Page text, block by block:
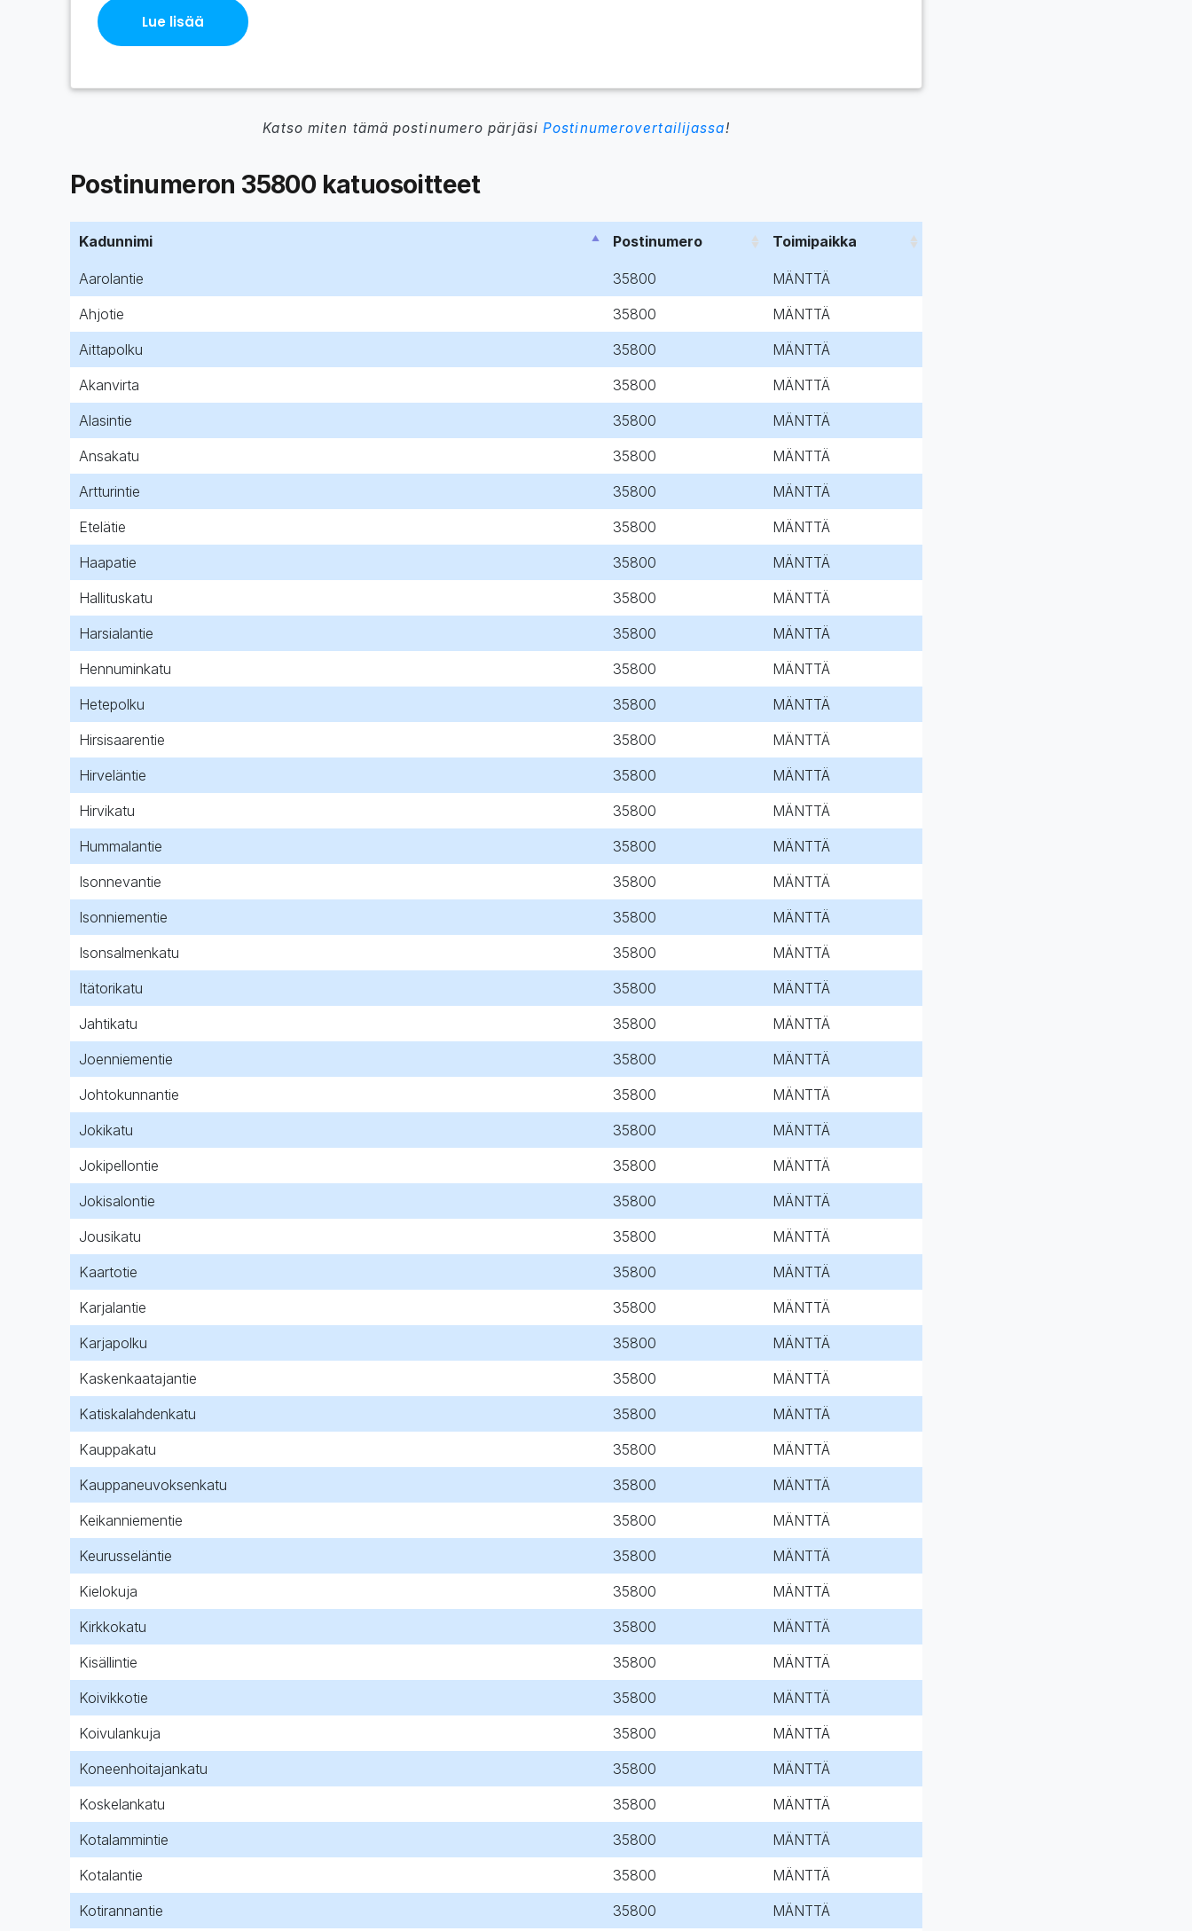
Katso miten tämä postinumero pärjäsiPostinumerovertailijassa!
Postinumeron 35800 katuosoitteet
Kadunnimi Postinumero Toimipaikka
Aarolantie 35800
MÄNTTÄ
Ahjotie
35800
MÄNTTÄ
Aittapolku
35800
MÄNTTÄ
Akanvirta
35800
MÄNTTÄ
Alasintie
35800
MÄNTTÄ
Ansakatu
35800
MÄNTTÄ
Artturintie
35800
MÄNTTÄ
Etelätie
35800
MÄNTTÄ
Haapatie
35800
MÄNTTÄ
Hallituskatu
35800
MÄNTTÄ
Harsialantie
35800
MÄNTTÄ
Hennuminkatu
35800
MÄNTTÄ
Hetepolku
35800
MÄNTTÄ
Hirsisaarentie
35800
MÄNTTÄ
Hirveläntie
35800
MÄNTTÄ
Hirvikatu
35800
MÄNTTÄ
Hummalantie
35800
MÄNTTÄ
Isonnevantie
35800
MÄNTTÄ
Isonniementie
35800
MÄNTTÄ
Isonsalmenkatu
35800
MÄNTTÄ
Itätorikatu
35800
MÄNTTÄ
Jahtikatu
35800
MÄNTTÄ
Joenniementie
35800
MÄNTTÄ
Johtokunnantie
35800
MÄNTTÄ
Jokikatu
35800
MÄNTTÄ
Jokipellontie
35800
MÄNTTÄ
Jokisalontie
35800
MÄNTTÄ
Jousikatu
35800
MÄNTTÄ
Kaartotie
35800
MÄNTTÄ
Karjalantie
35800
MÄNTTÄ
Karjapolku
35800
MÄNTTÄ
Kaskenkaatajantie
35800
MÄNTTÄ
Katiskalahdenkatu
35800
MÄNTTÄ
Kauppakatu
35800
MÄNTTÄ
Kauppaneuvoksenkatu
35800
MÄNTTÄ
Keikanniementie
35800
MÄNTTÄ
Keurusseläntie
35800
MÄNTTÄ
Kielokuja
35800
MÄNTTÄ
Kirkkokatu
35800
MÄNTTÄ
Kisällintie
35800
MÄNTTÄ
Koivikkotie
35800
MÄNTTÄ
Koivulankuja
35800
MÄNTTÄ
Koneenhoitajankatu
35800
MÄNTTÄ
Koskelankatu
35800
MÄNTTÄ
Kotalammintie
35800
MÄNTTÄ
Kotalantie
35800
MÄNTTÄ
Kotirannantie
35800 MÄNTTÄ